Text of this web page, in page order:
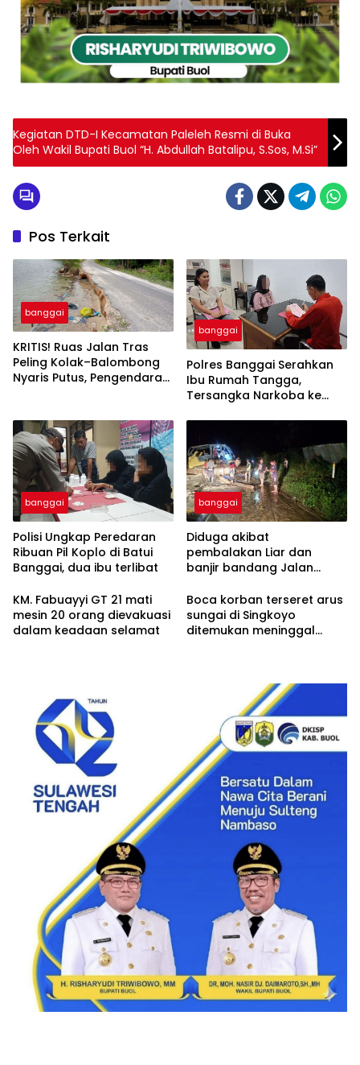
Kegiatan DTD-I Kecamatan Paleleh Resmi di Buka
Oleh Wakil Bupati Buol “H. Abdullah Batalipu, S.Sos, M.Si”
Pos Terkait
banggai
KRITIS! Ruas Jalan Tras
Peling Kolak–Balombong
Nyaris Putus, Pengendara
banggai
Polres Banggai Serahkan
Ibu Rumah Tangga,
Tersangka Narkoba ke
banggai
Polisi Ungkap Peredaran
Ribuan Pil Koplo di Batui
Banggai, dua ibu terlibat
banggai
Diduga akibat
pembalakan Liar dan
banjir bandang Jalan
Total di Desa Huhak
KM. Fabuayyi GT 21 mati
mesin 20 orang dievakuasi
dalam keadaan selamat
Boca korban terseret arus
sungai di Singkoyo
ditemukan meninggal